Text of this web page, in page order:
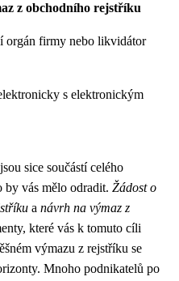
z obchodního rejstříku
orgán firmy nebo likvidátor
s elektronickým
jsou sice součástí celého
by vás mělo odradit. Žádost o
a návrh na výmaz z
které vás k tomuto cíli
výmazu z rejstříku se
Mnoho podnikatelů po